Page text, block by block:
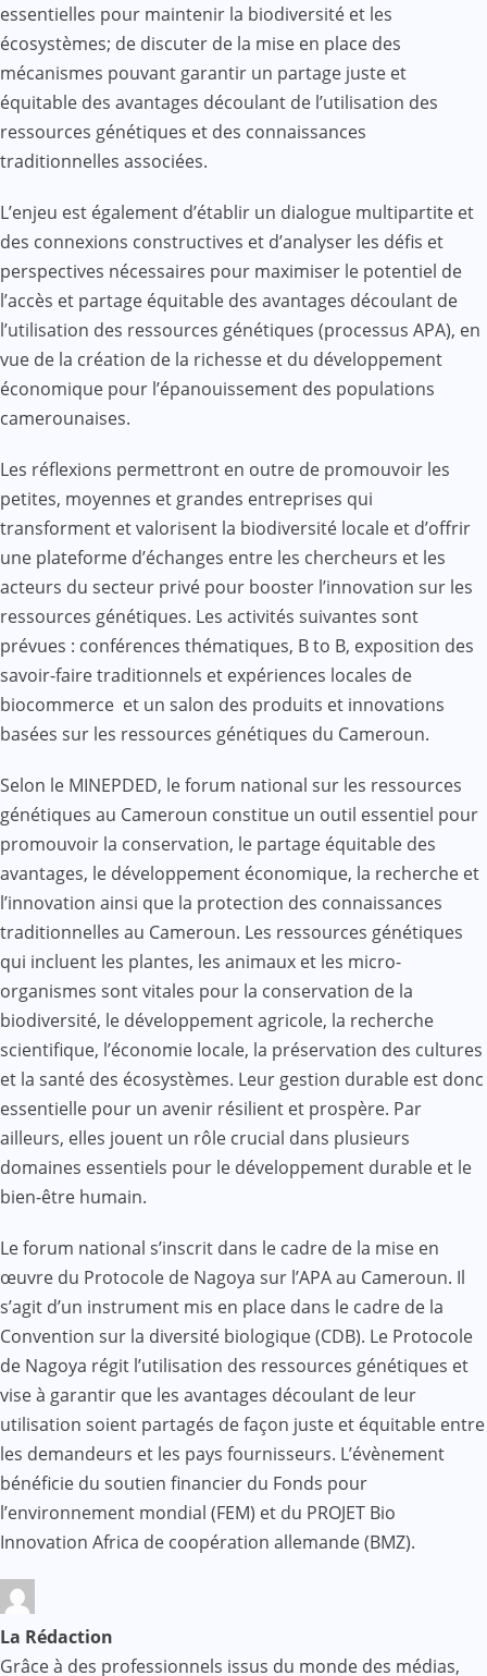
essentielles pour maintenir la biodiversité et les
écosystèmes; de discuter de la mise en place des
mécanismes pouvant garantir un partage juste et
équitable des avantages découlant de l’utilisation des
ressources génétiques et des connaissances
traditionnelles associées.
L’enjeu est également d’établir un dialogue multipartite et
des connexions constructives et d’analyser les défis et
perspectives nécessaires pour maximiser le potentiel de
l’accès et partage équitable des avantages découlant de
l’utilisation des ressources génétiques (processus APA), en
vue de la création de la richesse et du développement
économique pour l’épanouissement des populations
camerounaises.
Les réflexions permettront en outre de promouvoir les
petites, moyennes et grandes entreprises qui
transforment et valorisent la biodiversité locale et d’offrir
une plateforme d’échanges entre les chercheurs et les
acteurs du secteur privé pour booster l’innovation sur les
ressources génétiques. Les activités suivantes sont
prévues : conférences thématiques, B to B, exposition des
savoir-faire traditionnels et expériences locales de
biocommerce et un salon des produits et innovations
basées sur les ressources génétiques du Cameroun.
Selon le MINEPDED, le forum national sur les ressources
génétiques au Cameroun constitue un outil essentiel pour
promouvoir la conservation, le partage équitable des
avantages, le développement économique, la recherche et
l’innovation ainsi que la protection des connaissances
traditionnelles au Cameroun. Les ressources génétiques
qui incluent les plantes, les animaux et les micro-
organismes sont vitales pour la conservation de la
biodiversité, le développement agricole, la recherche
scientifique, l’économie locale, la préservation des cultures
et la santé des écosystèmes. Leur gestion durable est donc
essentielle pour un avenir résilient et prospère. Par
ailleurs, elles jouent un rôle crucial dans plusieurs
domaines essentiels pour le développement durable et le
bien-être humain.
Le forum national s’inscrit dans le cadre de la mise en
œuvre du Protocole de Nagoya sur l’APA au Cameroun. Il
s’agit d’un instrument mis en place dans le cadre de la
Convention sur la diversité biologique (CDB). Le Protocole
de Nagoya régit l’utilisation des ressources génétiques et
vise à garantir que les avantages découlant de leur
utilisation soient partagés de façon juste et équitable entre
les demandeurs et les pays fournisseurs. L’évènement
bénéficie du soutien financier du Fonds pour
l’environnement mondial (FEM) et du PROJET Bio
Innovation Africa de coopération allemande (BMZ).
La Rédaction
Grâce à des professionnels issus du monde des médias,